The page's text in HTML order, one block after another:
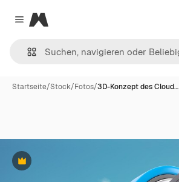
Close menu
Magnific
Startseite/Stock/Fotos/3D-Konzept des Cloud…
Premium